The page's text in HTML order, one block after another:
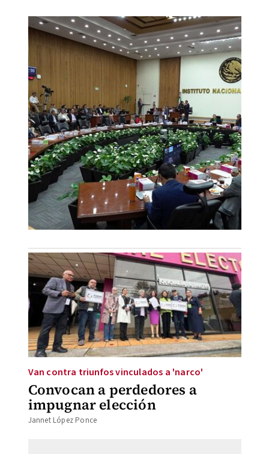
Convocan a perdedores a
impugnar elección
Van contra triunfos vinculados a 'narco'
Jannet López Ponce